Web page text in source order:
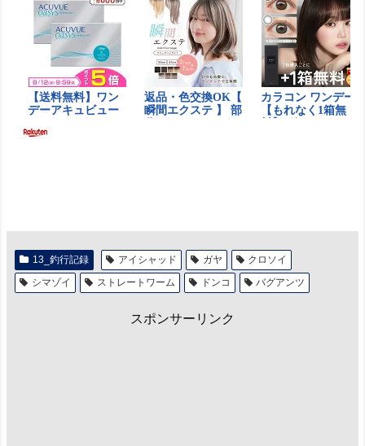
13_釣行記録 アイシャッド ガヤ
クロソイ
シマゾイ
ストレートワーム ドンコ バグアンツ
スポンサーリンク